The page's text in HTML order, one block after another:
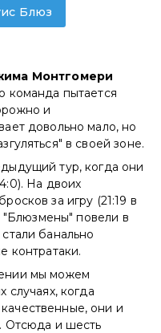
Блюз
Монтгомери
команда пытается
и
довольно мало, но
в своей зоне.
тур, когда они
На двоих
за игру (21:19 в
"Блюзмены" повели в
банально
контратаки.
мы можем
случаях, когда
они и
Отсюда и шесть